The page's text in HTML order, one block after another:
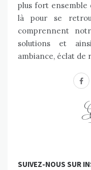
plus fort ensemble
là pour se
comprennent
solutions et
ambiance, éclat de
SUIVEZ-NOUS SUR